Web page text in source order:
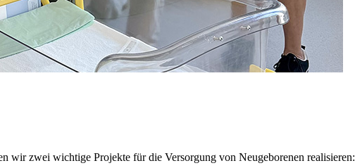
zwei wichtige Projekte für die Versorgung von Neugeborenen realisieren: